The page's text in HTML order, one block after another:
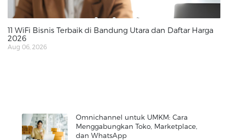
11 WiFi Bisnis Terbaik di Bandung Utara dan Daftar Harga
2026
Aug 06, 2026
Omnichannel untuk UMKM: Cara
Menggabungkan Toko, Marketplace,
dan WhatsApp